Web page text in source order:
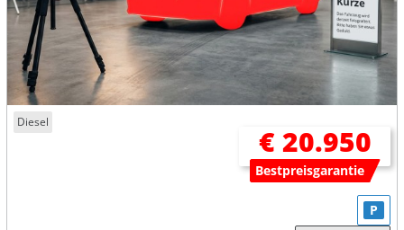
Diesel
€ 20.950
Bestpreisgarantie
P